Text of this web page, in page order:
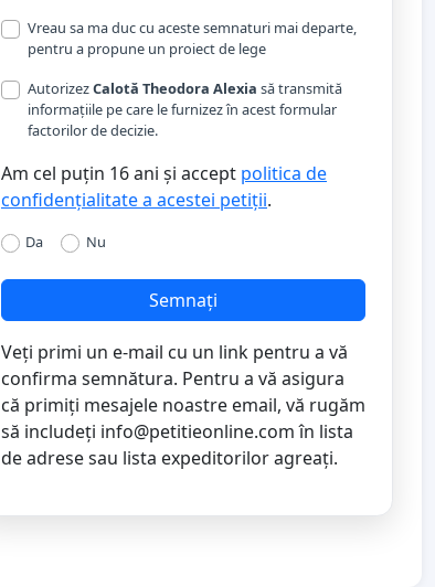
Vreau sa ma duc cu aceste semnaturi mai departe,
pentru a propune un proiect de lege
AutorizezCalotă Theodora Alexia să transmită
informațiile pe care le furnizez în acest formular
factorilor de decizie.
Am cel puțin 16 ani și accept politica de
confidențialitate a acestei petiții.
Da Nu
Semnați
Veți primi un e-mail cu un link pentru a vă
confirma semnătura. Pentru a vă asigura
că primiți mesajele noastre email, vă rugăm
să includeți info@petitieonline.comîn lista
de adrese sau lista expeditorilor agreați.